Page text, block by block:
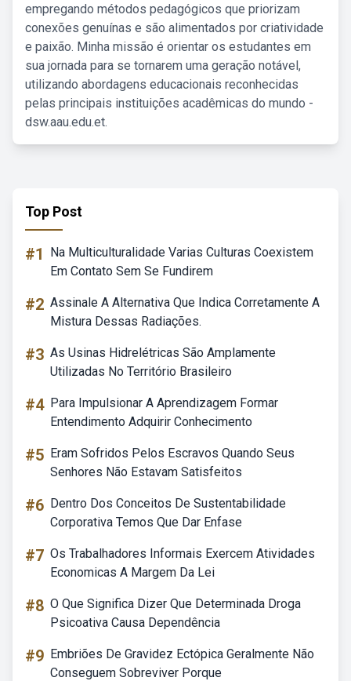
empregando métodos pedagógicos que priorizam
conexões genuínas e são alimentados por criatividade
e paixão. Minha missão é orientar os estudantes em
sua jornada para se tornarem uma geração notável,
utilizando abordagens educacionais reconhecidas
pelas principais instituições acadêmicas do mundo -
dsw.aau.edu.et.
Top Post
#1
Na Multiculturalidade Varias Culturas Coexistem
Em Contato Sem Se Fundirem
#2 Assinale A Alternativa Que Indica Corretamente A
Mistura Dessas Radiações.
#3 As Usinas Hidrelétricas São Amplamente
Utilizadas No Território Brasileiro
#4 Para Impulsionar A Aprendizagem Formar
Entendimento Adquirir Conhecimento
#5 Eram Sofridos Pelos Escravos Quando Seus
Senhores Não Estavam Satisfeitos
#6 Dentro Dos Conceitos De Sustentabilidade
Corporativa Temos Que Dar Enfase
#7 Os Trabalhadores Informais Exercem Atividades
Economicas A Margem Da Lei
#8 O Que Significa Dizer Que Determinada Droga
Psicoativa Causa Dependência
#9 Embriões De Gravidez Ectópica Geralmente Não
Conseguem Sobreviver Porque